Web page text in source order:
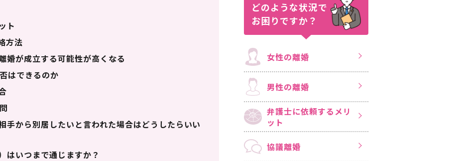
ト
方法
婚が成立する可能性が高くなる
はできるのか
手から別居したいと言われた場合はどうしたらいい
はいつまで通じますか？
どのような状況で
お困りですか？
女性の離婚
男性の離婚
弁護士に依頼するメリ
ット
協議離婚